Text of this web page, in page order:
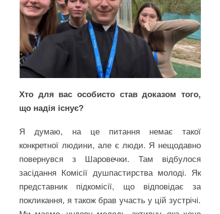
Хто для вас особисто став доказом того,
що надія існує?
Я думаю, на це питання немає такої
конкретної людини, але є люди. Я нещодавно
повернувся з Шаровечки. Там відбулося
засідання Комісії душпастирства молоді. Як
представник підкомісії, що відповідає за
покликання, я також брав участь у цій зустрічі.